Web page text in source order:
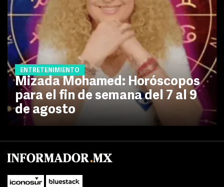
ENTRETENIMIENTO
Mizada Mohamed: Horóscopos
para el fin de semana del 7 al 9
de agosto